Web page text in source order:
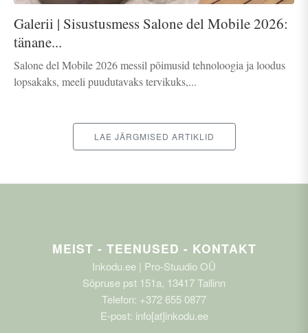
Galerii | Sisustusmess Salone del Mobile 2026:
tänane...
Salone del Mobile 2026 messil põimusid tehnoloogia ja loodus
lopsakaks, meeli puudutavaks tervikuks,...
LAE JÄRGMISED ARTIKLID
MEIST - TEENUSED - KONTAKT
Inkodu.ee | Pro-Stuudio OÜ
Sõpruse pst 151a, 13417 Tallinn
Telefon: +372 655 0877
E-post: info[at]inkodu.ee